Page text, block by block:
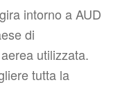
intorno a AUD
di
utilizzata.
tutta la